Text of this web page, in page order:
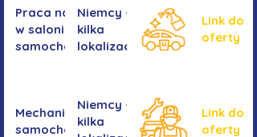
Praca na myjni
w salonie
samochodowym
Niemcy -
kilka
lokalizacji
Link do
oferty
Mechanika
samochodowa
Niemcy -
kilka
Link do
oferty